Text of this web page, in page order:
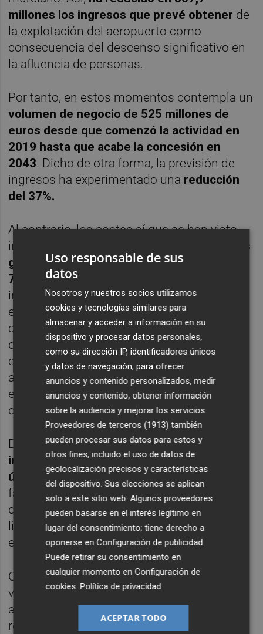
millones los ingresos que prevé obtener de
la explotación del aeropuerto como
consecuencia del descenso significativo en
la afluencia de personas.
Por tanto, en estos momentos contempla un
volumen de negocio de 525 millones de
euros desde que comenzó la actividad en
2019 hasta que acabe la concesión en
2043. Dicho de otra forma, la previsión de
ingresos ha experimentado una reducción
del 37%.
Al contrario, los costes sí que se han visto
incrementados, pues Aena reconoce que
los
gastos operativos se han visto elevados en
73 millones de euros
inicial, lo que achaca en su mayor parte al
entorno inflacionista, pues realizó los
cálculos con una subida de precios prevista
del 2% anual. En este sentido, aclara que
estos costes no se ven especialmente
afectados por el descenso en el tráfico
esperado, pues existe un alto componente
de gastos fijos.
De hecho, Aena ha llegado a descender los
ingresos provenientes de Murcia en el
último año.
En concreto, obtuvo una
facturación de 14,8 millones de euros
durante el pasado 2024, lo que reduce
ligeramente los 15 millones que alcanzó en
el año anterior.
Cabe destacar que fueron los meses de
verano, los más importantes para cualquier
aeródromo, lo que peor evolución
registraron, pues los 5,2 millones que
Uso responsable de sus
datos
Nosotros y nuestros socios utilizamos
cookies y tecnologías similares para
almacenar y acceder a información en su
dispositivo y procesar datos personales,
como su dirección IP, identificadores únicos
y datos de navegación, para ofrecer
anuncios y contenido personalizados, medir
anuncios y contenido, obtener información
sobre la audiencia y mejorar los servicios.
Proveedores de terceros (1913) también
pueden procesar sus datos para estos y
otros fines, incluido el uso de datos de
geolocalización precisos y características
del dispositivo. Sus elecciones se aplican
solo a este sitio web. Algunos proveedores
pueden basarse en el interés legítimo en
lugar del consentimiento; tiene derecho a
oponerse enConfiguración de publicidad.
Puede retirar su consentimiento en
cualquier momento enConfiguración de
cookies.Política de privacidad
ACEPTAR TODO